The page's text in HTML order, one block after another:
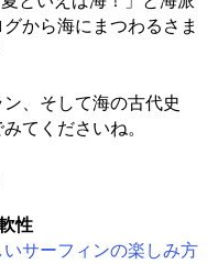
から海にまつわるさま
、そして海の古代史
てくださいね。
性
サーフィンの楽しみ方